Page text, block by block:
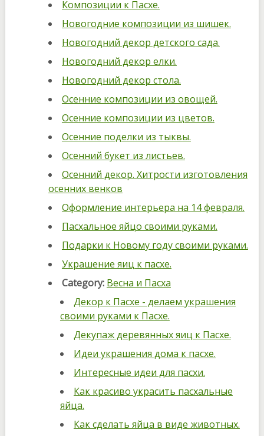
Композиции к Пасхе.
Новогодние композиции из шишек.
Новогодний декор детского сада.
Новогодний декор елки.
Новогодний декор стола.
Осенние композиции из овощей.
Осенние композиции из цветов.
Осенние поделки из тыквы.
Осенний букет из листьев.
Осенний декор. Хитрости изготовления
осенних венков
Оформление интерьера на 14 февраля.
Пасхальное яйцо своими руками.
Подарки к Новому году своими руками.
Украшение яиц к пасхе.
Category: Весна и Пасха
Декор к Пасхе - делаем украшения
своими руками к Пасхе.
Декупаж деревянных яиц к Пасхе.
Идеи украшения дома к пасхе.
Интересные идеи для пасхи.
Как красиво украсить пасхальные
яйца.
Как сделать яйца в виде животных.